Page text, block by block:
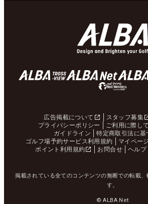
広告掲載について スタッフ募集
プライバシーポリシー
ご利用に際して
ガイドライン
特定商取引法に基
ゴルフ場予約サービス利用規約
マイペー
ポイント利用規約
お問合せ ヘルプ
掲載されている全てのコンテンツの無断での転載
す。
© ALBA Net